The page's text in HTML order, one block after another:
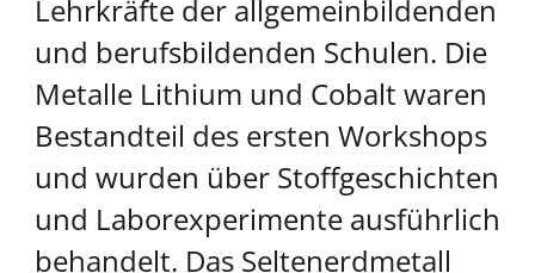
Lehrkräfte der allgemeinbildenden
und berufsbildenden Schulen. Die
Metalle Lithium und Cobalt waren
Bestandteil des ersten Workshops
und wurden über Stoffgeschichten
und Laborexperimente ausführlich
behandelt. Das Seltenerdmetall